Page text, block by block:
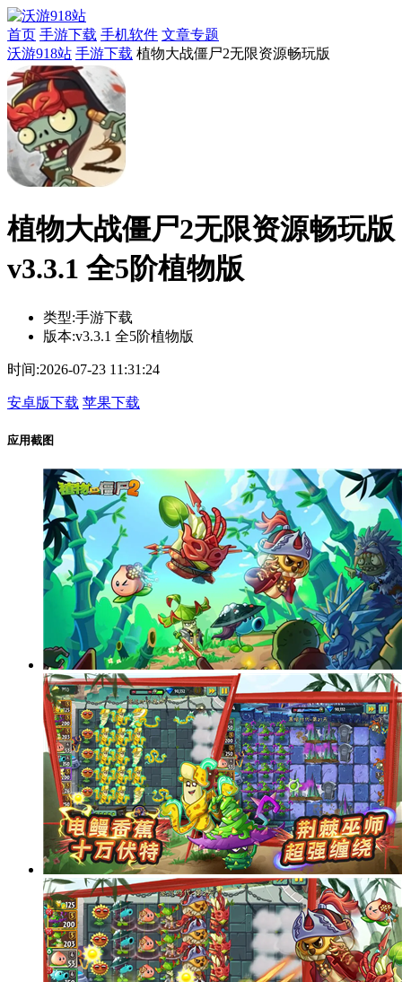
首页 手游下载 手机软件 文章专题
沃游918站 手游下载 植物大战僵尸2无限资源畅玩版
植物大战僵尸2无限资源畅玩版
v3.3.1 全5阶植物版
类型:手游下载
版本:v3.3.1 全5阶植物版
时间:2026-07-23 11:31:24
安卓版下载 苹果下载
应用截图